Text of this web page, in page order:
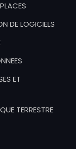
DE LOGICIELS
ET
TERRESTRE